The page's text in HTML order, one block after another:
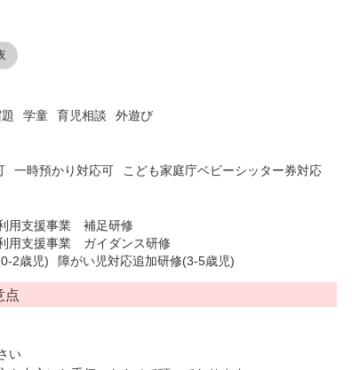
学童 育児相談 外遊び
一時預かり対応可 こども家庭庁ベビーシッター券対応
用支援事業 補足研修
用支援事業 ガイダンス研修
2歳児)
障がい児対応追加研修(3-5歳児)
点
い